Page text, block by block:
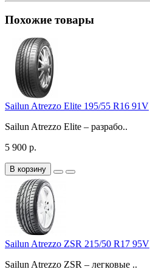
Похожие товары
Sailun Atrezzo Elite 195/55 R16 91V
Sailun Atrezzo Elite – разрабо..
5 900 р.
В корзину
Sailun Atrezzo ZSR 215/50 R17 95V
Sailun Atrezzo ZSR – легковые ..